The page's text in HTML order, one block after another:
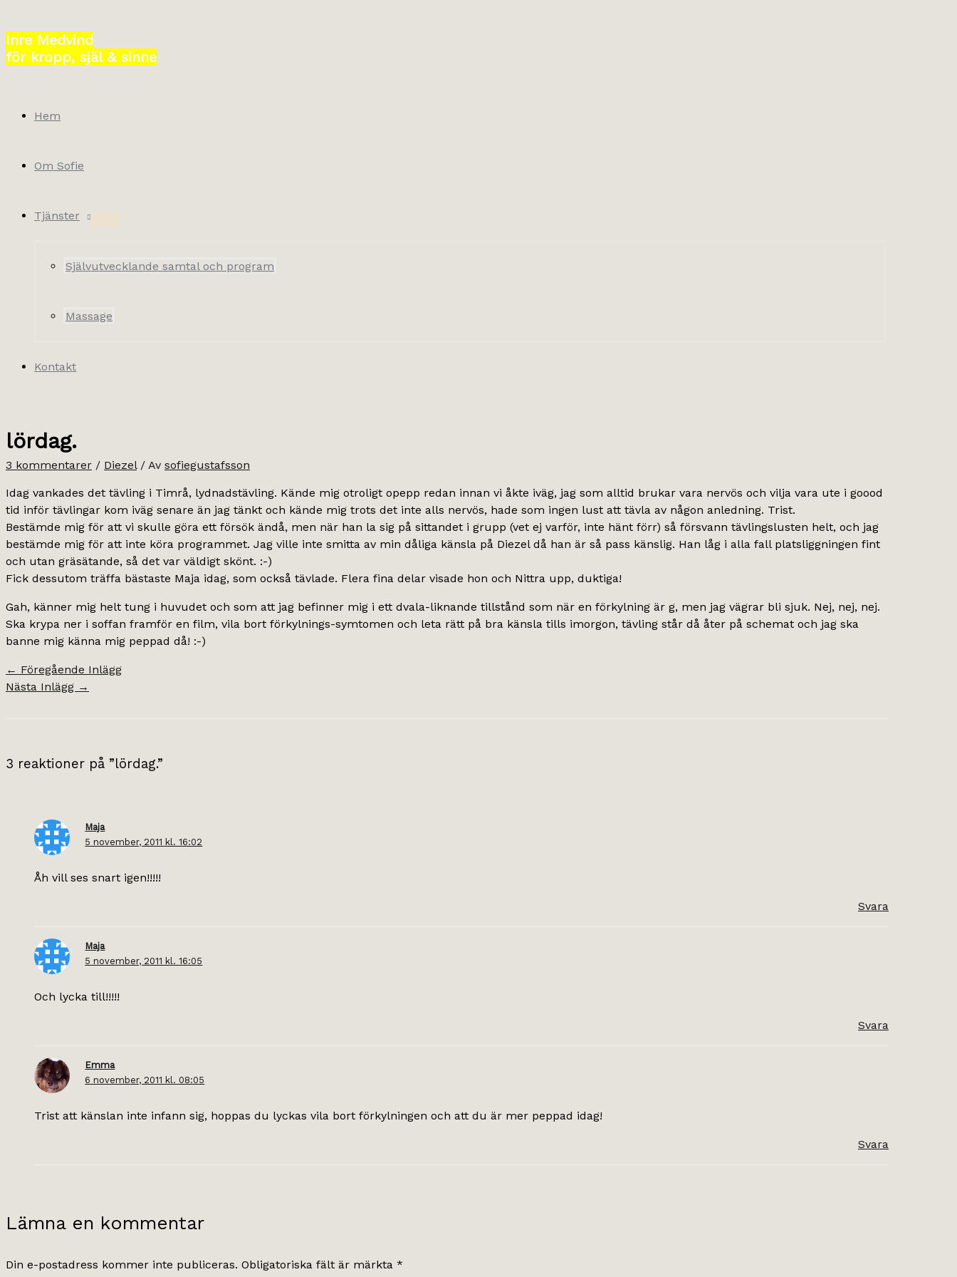
till
innehåll
Inre Medvind
för kropp, själ & sinne
Hem
Om Sofie
Tjänster
Självutvecklande samtal och program
Massage
Kontakt
lördag.
3 kommentarer / Diezel/ Av sofiegustafsson
Idag vankades det tävling i Timrå, lydnadstävling. Kände mig otroligt opepp redan innan vi åkte iväg, jag som alltid brukar vara nervös och vilja vara ute i goood
tid inför tävlingar kom iväg senare än jag tänkt och kände mig trots det inte alls nervös, hade som ingen lust att tävla av någon anledning. Trist.
Bestämde mig för att vi skulle göra ett försök ändå, men när han la sig på sittandet i grupp (vet ej varför, inte hänt förr) så försvann tävlingslusten helt, och jag
bestämde mig för att inte köra programmet. Jag ville inte smitta av min dåliga känsla på Diezel då han är så pass känslig. Han låg i alla fall platsliggningen fint
och utan gräsätande, så det var väldigt skönt. :-)
Fick dessutom träffa bästaste Maja idag, som också tävlade. Flera fina delar visade hon och Nittra upp, duktiga!
Gah, känner mig helt tung i huvudet och som att jag befinner mig i ett dvala-liknande tillstånd som när en förkylning är g, men jag vägrar bli sjuk. Nej, nej, nej.
Ska krypa ner i soffan framför en film, vila bort förkylnings-symtomen och leta rätt på bra känsla tills imorgon, tävling står då åter på schemat och jag ska
banne mig känna mig peppad då! :-)
← Föregående Inlägg
Nästa Inlägg →
3 reaktioner på ”lördag.”
Maja
5 november, 2011 kl. 16:02
Åh vill ses snart igen!!!!!
Svara
Maja
5 november, 2011 kl. 16:05
Och lycka till!!!!!
Svara
Emma
6 november, 2011 kl. 08:05
Trist att känslan inte infann sig, hoppas du lyckas vila bort förkylningen och att du är mer peppad idag!
Svara
Lämna en kommentar
Din e-postadress kommer inte publiceras. Obligatoriska fält är märkta *